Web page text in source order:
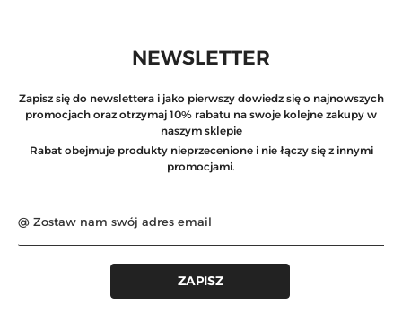
NEWSLETTER
Zapisz się do newslettera i jako pierwszy dowiedz się o najnowszych
promocjach oraz otrzymaj 10% rabatu na swoje kolejne zakupy w
naszym sklepie
Rabat obejmuje produkty nieprzecenione i nie łączy się z innymi
promocjami.